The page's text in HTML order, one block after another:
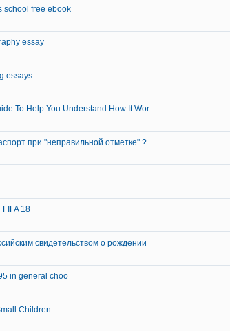
school free ebook
essay
essays
To Help You Understand How It Wor
при "неправильной отметке" ?
18
свидетельством о рождении
in general choo
Children